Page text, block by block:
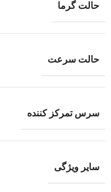
حالت گرما
حالت سرعت
سرس تمرکز کننده
سایر ویژگی